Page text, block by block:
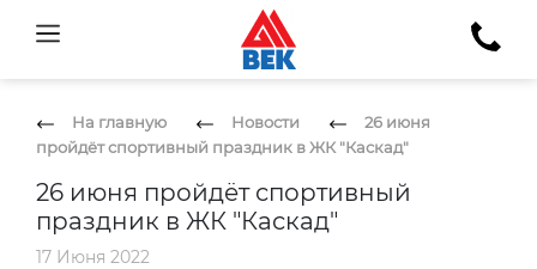
На главную Новости
26 июня
пройдёт спортивный праздник в ЖК "Каскад"
26 июня пройдёт спортивный
праздник в ЖК "Каскад"
17 Июня 2022